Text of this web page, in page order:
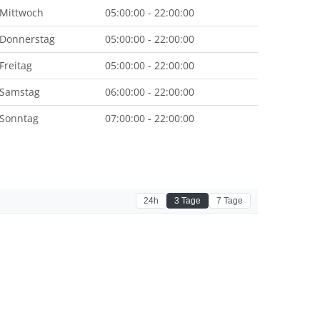
Mittwoch
05:00:00 - 22:00:00
Donnerstag
05:00:00 - 22:00:00
Freitag
05:00:00 - 22:00:00
Samstag
06:00:00 - 22:00:00
Sonntag
07:00:00 - 22:00:00